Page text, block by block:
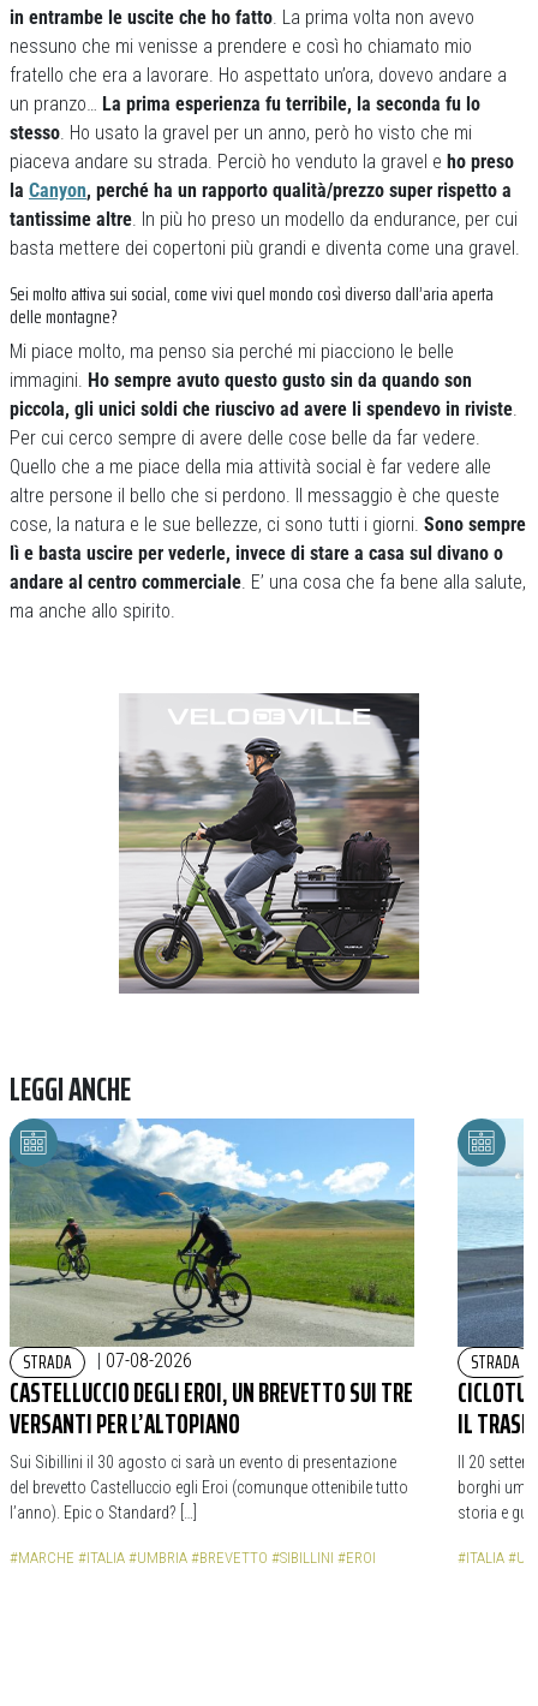
in entrambe le uscite che ho fatto . La prima volta non avevo
nessuno che mi venisse a prendere e così ho chiamato mio
fratello che era a lavorare. Ho aspettato un’ora, dovevo andare a
un pranzo… La prima esperienza fu terribile, la seconda fu lo
stesso . Ho usato la gravel per un anno, però ho visto che mi
piaceva andare su strada. Perciò ho venduto la gravel e ho preso
la Canyon, perché ha un rapporto qualità/prezzo super rispetto a
tantissime altre . In più ho preso un modello da endurance, per cui
basta mettere dei copertoni più grandi e diventa come una gravel.
Sei molto attiva sui social, come vivi quel mondo così diverso dall’aria aperta
delle montagne?
Mi piace molto, ma penso sia perché mi piacciono le belle
immagini. Ho sempre avuto questo gusto sin da quando son
piccola, gli unici soldi che riuscivo ad avere li spendevo in riviste
Per cui cerco sempre di avere delle cose belle da far vedere.
Quello che a me piace della mia attività social è far vedere alle
altre persone il bello che si perdono. Il messaggio è che queste
cose, la natura e le sue bellezze, ci sono tutti i giorni. Sono sempre
lì e basta uscire per vederle, invece di stare a casa sul divano o
andare al centro commerciale . E’ una cosa che fa bene alla salute,
ma anche allo spirito.
LEGGI ANCHE
STRADA | 07-08-2026
CASTELLUCCIO DEGLI EROI, UN BREVETTO SUI TRE
VERSANTI PER L’ALTOPIANO
Sui Sibillini il 30 agosto ci sarà un evento di presentazione
del brevetto Castelluccio egli Eroi (comunque ottenibile tutto
l’anno). Epic o Standard? […]
#MARCHE #ITALIA #UMBRIA #BREVETTO #SIBILLINI #EROI
STRADA
IL
Il 20
borghi
storia e
#ITALIA